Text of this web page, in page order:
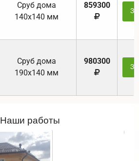
Cруб дома
140х140 мм
859300
Cруб дома
190х140 мм
980300
Наши работы